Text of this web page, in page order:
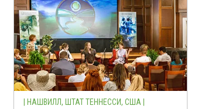
| НАШВИЛЛ, ШТАТ ТЕННЕССИ, США |